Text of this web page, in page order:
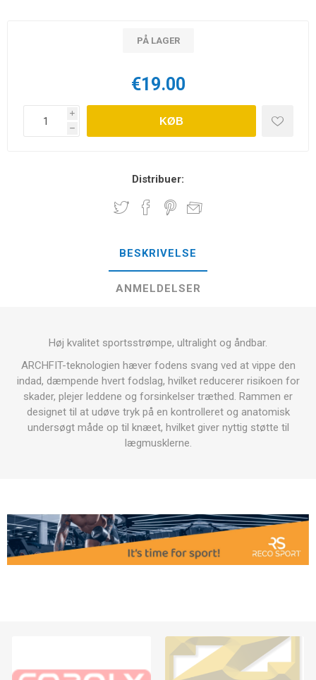
PÅ LAGER
€19.00
i
h
KØB
Distribuer:
BESKRIVELSE
ANMELDELSER
Høj kvalitet sportsstrømpe, ultralight og åndbar.
ARCHFIT-teknologien hæver fodens svang ved at vippe den
indad, dæmpende hvert fodslag, hvilket reducerer risikoen for
skader, plejer leddene og forsinkelser træthed. Rammen er
designet til at udøve tryk på en kontrolleret og anatomisk
undersøgt måde op til knæet, hvilket giver nyttig støtte til
lægmusklerne.